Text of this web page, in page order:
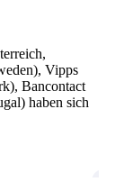
Vipps
Bancontact
haben sich